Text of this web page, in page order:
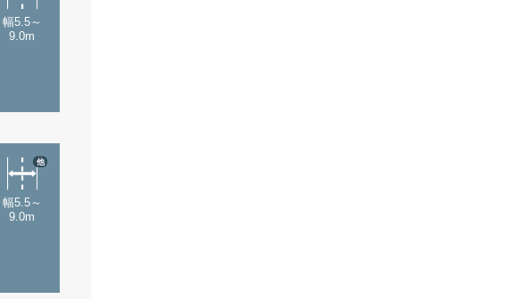
幅5.5～
9.0m
幅5.5～
9.0m
他